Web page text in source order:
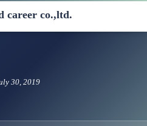
career co.,ltd.
30, 2019